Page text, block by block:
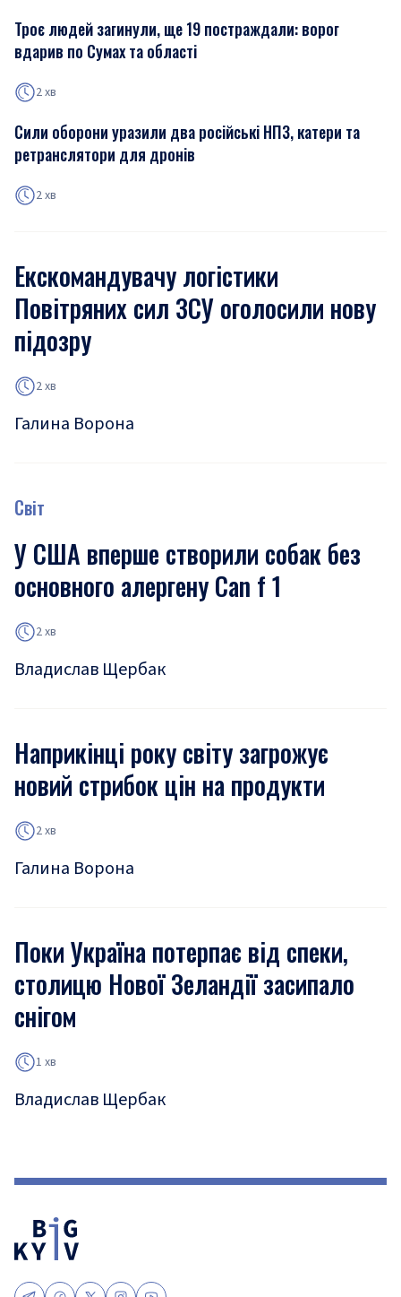
Троє людей загинули, ще 19 постраждали: ворог
вдарив по Сумах та області
2 хв
Сили оборони уразили два російські НПЗ, катери та
ретранслятори для дронів
2 хв
Екскомандувачу логістики
Повітряних сил ЗСУ оголосили нову
підозру
2 хв
Галина Ворона
Світ
У США вперше створили собак без
основного алергену Can f 1
2 хв
Владислав Щербак
Наприкінці року світу загрожує
новий стрибок цін на продукти
2 хв
Галина Ворона
Поки Україна потерпає від спеки,
столицю Нової Зеландії засипало
снігом
1 хв
Владислав Щербак